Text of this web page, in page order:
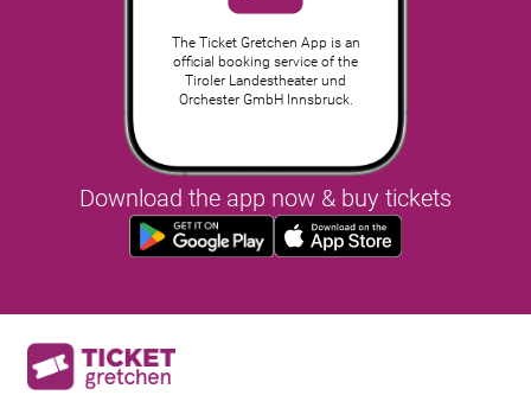
The Ticket Gretchen App is an
official booking service of the
Tiroler Landestheater und
Orchester GmbH Innsbruck.
Download the app now & buy tickets